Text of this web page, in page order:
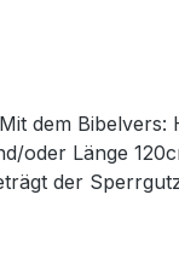
oder Länge
der